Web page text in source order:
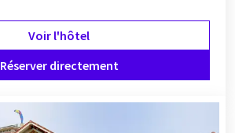
Voir l'hôtel
Réserver directement